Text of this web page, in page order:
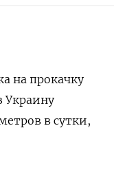
на прокачку
Украину
в сутки,